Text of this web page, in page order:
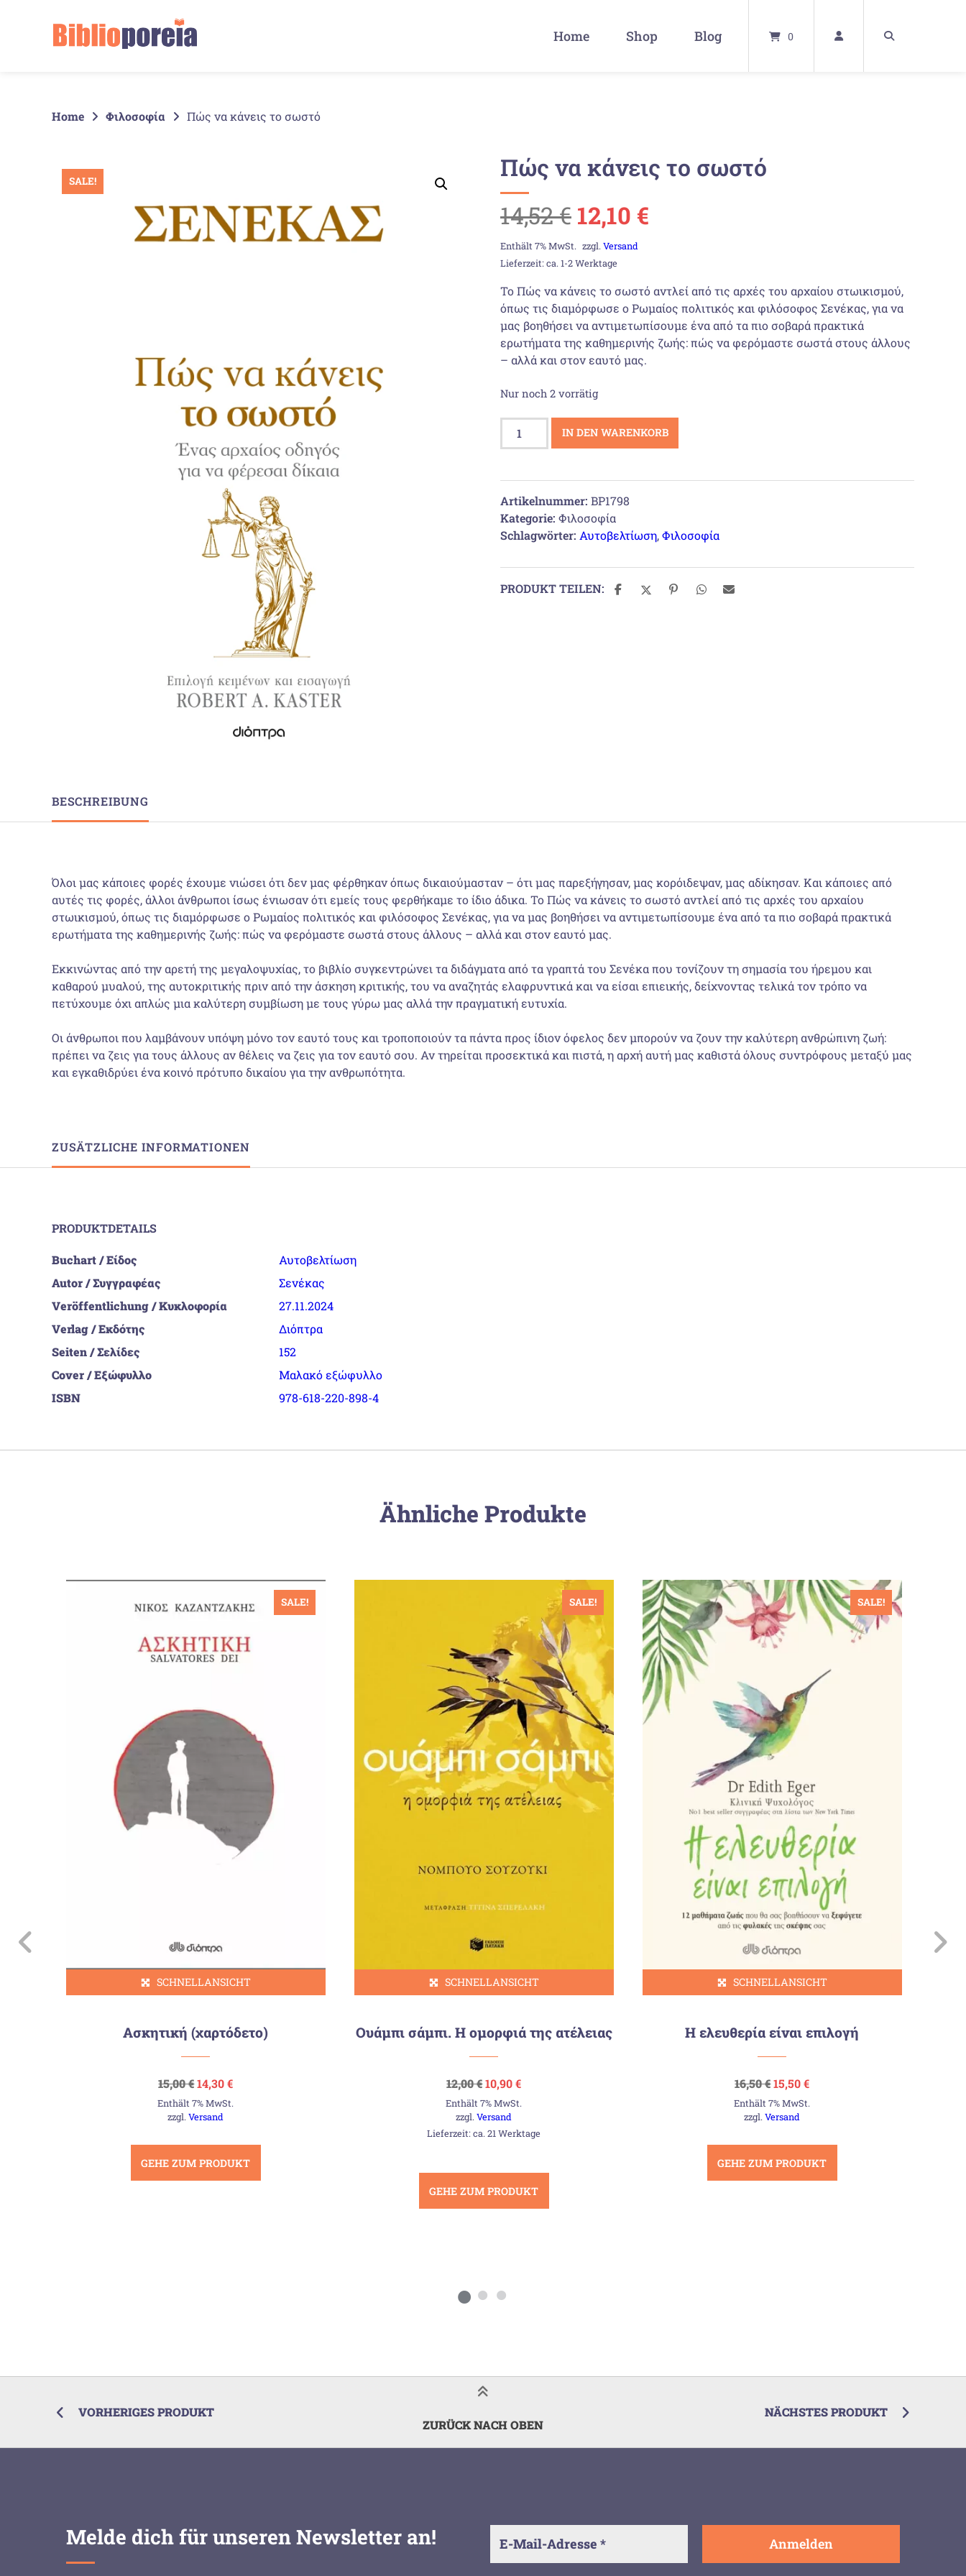
Home Shop Blog 0
Home Φιλοσοφία Πώς να κάνεις το σωστό
SALE!
Πώς να κάνεις το σωστό
14,52€ Ursprünglicher
Preis
war:
14,52 €
12,10 €
ist:
12,10 €.
Enthält 7% MwSt. zzgl. Versand
Lieferzeit: ca. 1-2 Werktage
Το Πώς να κάνεις το σωστό αντλεί από τις αρχές του αρχαίου στωικισμού,
όπως τις διαμόρφωσε ο Ρωμαίος πολιτικός και φιλόσοφος Σενέκας, για να
μας βοηθήσει να αντιμετωπίσουμε ένα από τα πιο σοβαρά πρακτικά
ερωτήματα της καθημερινής ζωής: πώς να φερόμαστε σωστά στους άλλους
– αλλά και στον εαυτό μας.
Nur noch 2 vorrätig
Πώς
το
σωστό
Menge
IN DEN WARENKORB
Artikelnummer: BP1798
Kategorie: Φιλοσοφία
Schlagwörter: Αυτοβελτίωση,Φιλοσοφία
PRODUKT TEILEN:
BESCHREIBUNG
Όλοι μας κάποιες φορές έχουμε νιώσει ότι δεν μας φέρθηκαν όπως δικαιούμασταν – ότι μας παρεξήγησαν, μας κορόιδεψαν, μας αδίκησαν. Και κάποιες από
αυτές τις φορές, άλλοι άνθρωποι ίσως ένιωσαν ότι εμείς τους φερθήκαμε το ίδιο άδικα. Το Πώς να κάνεις το σωστό αντλεί από τις αρχές του αρχαίου
στωικισμού, όπως τις διαμόρφωσε ο Ρωμαίος πολιτικός και φιλόσοφος Σενέκας, για να μας βοηθήσει να αντιμετωπίσουμε ένα από τα πιο σοβαρά πρακτικά
ερωτήματα της καθημερινής ζωής: πώς να φερόμαστε σωστά στους άλλους – αλλά και στον εαυτό μας.
Εκκινώντας από την αρετή της μεγαλοψυχίας, το βιβλίο συγκεντρώνει τα διδάγματα από τα γραπτά του Σενέκα που τονίζουν τη σημασία του ήρεμου και
καθαρού μυαλού, της αυτοκριτικής πριν από την άσκηση κριτικής, του να αναζητάς ελαφρυντικά και να είσαι επιεικής, δείχνοντας τελικά τον τρόπο να
πετύχουμε όχι απλώς μια καλύτερη συμβίωση με τους γύρω μας αλλά την πραγματική ευτυχία.
Οι άνθρωποι που λαμβάνουν υπόψη μόνο τον εαυτό τους και τροποποιούν τα πάντα προς ίδιον όφελος δεν μπορούν να ζουν την καλύτερη ανθρώπινη ζωή:
πρέπει να ζεις για τους άλλους αν θέλεις να ζεις για τον εαυτό σου. Αν τηρείται προσεκτικά και πιστά, η αρχή αυτή μας καθιστά όλους συντρόφους μεταξύ μας
και εγκαθιδρύει ένα κοινό πρότυπο δικαίου για την ανθρωπότητα.
ZUSÄTZLICHE INFORMATIONEN
PRODUKTDETAILS
Buchart / Είδος
Αυτοβελτίωση
Autor / Συγγραφέας
Σενέκας
Veröffentlichung / Κυκλοφορία
27.11.2024
Verlag / Εκδότης
Διόπτρα
Seiten / Σελίδες
152
Cover / Εξώφυλλο
Μαλακό εξώφυλλο
ISBN
978-618-220-898-4
Ähnliche Produkte
SALE!
SCHNELLANSICHT
Ασκητική (χαρτόδετο)
15,00€Ursprünglicher
Preis
war:
15,00 €
14,30€Aktueller
ist:
Enthält 7% MwSt.
zzgl.Versand
GEHE ZUM PRODUKT
SALE!
SCHNELLANSICHT
Ουάμπι σάμπι. Η ομορφιά της ατέλειας
12,00€Ursprünglicher
Preis
war:
12,00 €
10,90€Aktueller
ist:
Enthält 7% MwSt.
zzgl.Versand
Lieferzeit: ca. 21 Werktage
GEHE ZUM PRODUKT
SALE!
SCHNELLANSICHT
Η ελευθερία είναι επιλογή
16,50€Ursprünglicher
Preis
war:
16,50 €
15,50€Aktueller
ist:
Enthält 7% MwSt.
zzgl.Versand
GEHE ZUM PRODUKT
VORHERIGES PRODUKT
NÄCHSTES PRODUKT
ZURÜCK NACH OBEN
Melde dich für unseren Newsletter an!